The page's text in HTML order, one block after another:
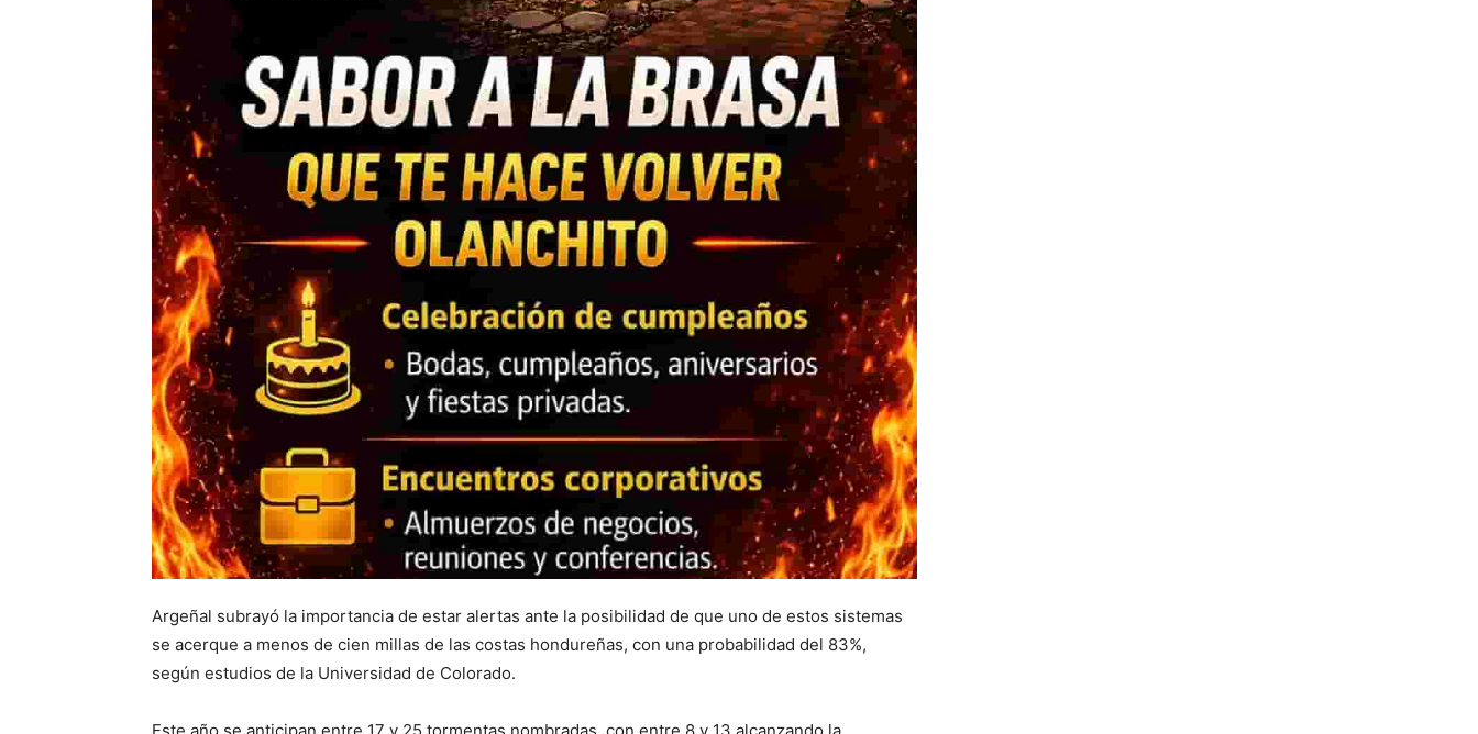
Argeñal subrayó la importancia de estar alertas ante la posibilidad de que uno de estos sistemas
se acerque a menos de cien millas de las costas hondureñas, con una probabilidad del 83%,
según estudios de la Universidad de Colorado.